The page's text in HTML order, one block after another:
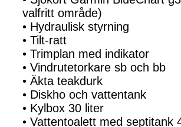
valfritt område)
• Hydraulisk styrning
• Tilt-ratt
• Trimplan med indikator
• Vindrutetorkare sb och bb
• Äkta teakdurk
• Diskho och vattentank
• Kylbox 30 liter
• Vattentoalett med septitank